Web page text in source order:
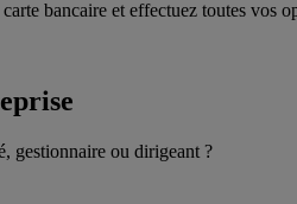
bancaire et effectuez toutes vos
gestionnaire ou dirigeant ?